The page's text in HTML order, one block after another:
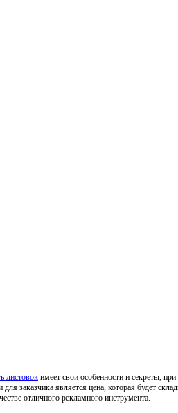
листовок имеет свои особенности и секреты,
для заказчика является цена, которая будет
отличного рекламного инструмента.